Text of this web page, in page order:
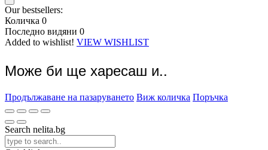
Our bestsellers:
Количка 0
Последно видяни 0
Added to wishlist! VIEW WISHLIST
Може би ще харесаш и..
Продължаване на пазаруването Виж количка Поръчка
Search nelita.bg